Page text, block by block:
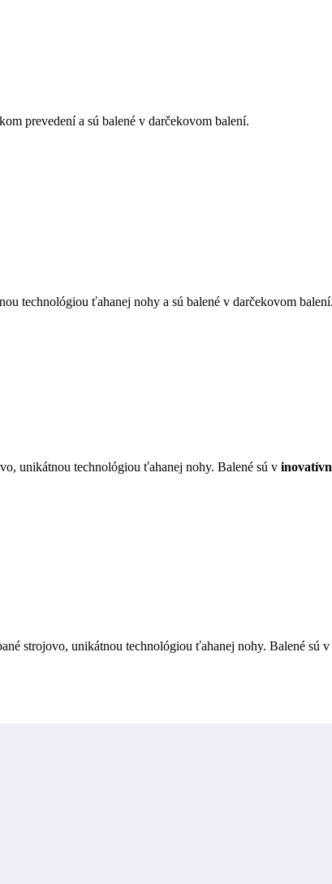
prevedení a sú balené v darčekovom balení.
technológiou ťahanej nohy a sú balené v darčekovom balení.
unikátnou technológiou ťahanej nohy. Balené sú v
strojovo, unikátnou technológiou ťahanej nohy. Balené sú v